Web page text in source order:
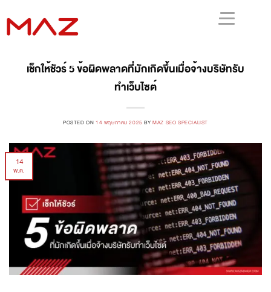
เช็กให้ชัวร์ 5 ข้อผิดพลาดที่มักเกิดขึ้นเมื่อจ้างบริษัทรับ
ทำเว็บไซต์
POSTED ON 14 พฤษภาคม 2025 BYMAZ SEO SPECIALIST
14
พ.ค.